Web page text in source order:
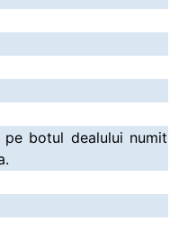
botul dealului numit